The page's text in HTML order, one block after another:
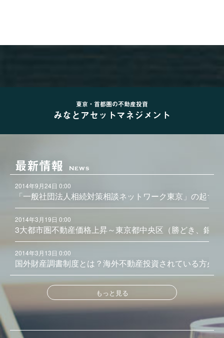
東京・首都圏の不動産投資
みなとアセットマネジメント
最新情報 News
2014年9月24日 0:00
「一般社団法人相続対策相談ネットワーク東京」の起ち
2014年3月19日 0:00
3大都市圏不動産価格上昇～東京都中央区（勝どき、銀座
2014年3月13日 0:00
国外財産調書制度とは？海外不動産投資されている方必見
もっと見る